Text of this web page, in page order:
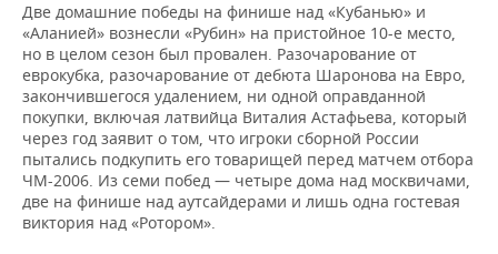
Две домашние победы на финише над «Кубанью» и
«Аланией» вознесли «Рубин» на пристойное 10-е место,
но в целом сезон был провален. Разочарование от
еврокубка, разочарование от дебюта Шаронова на Евро,
закончившегося удалением, ни одной оправданной
покупки, включая латвийца Виталия Астафьева, который
через год заявит о том, что игроки сборной России
пытались подкупить его товарищей перед матчем отбора
ЧМ-2006. Из семи побед — четыре дома над москвичами,
две на финише над аутсайдерами и лишь одна гостевая
виктория над «Ротором».